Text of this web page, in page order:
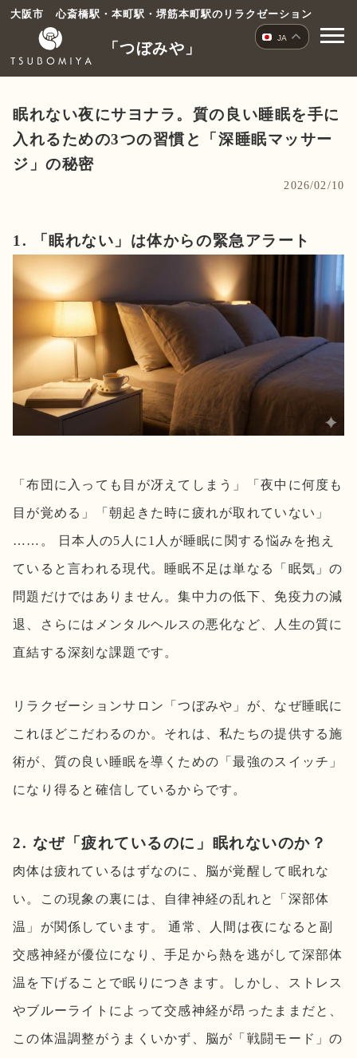
コ
ン
大阪市 心斎橋駅・本町駅・堺筋本町駅のリラクゼーション
「つぼみや」
眠れない夜にサヨナラ。質の良い睡眠を手に
入れるための3つの習慣と「深睡眠マッサー
ジ」の秘密
2026/02/10
1. 「眠れない」は体からの緊急アラート
「布団に入っても目が冴えてしまう」「夜中に何度も
目が覚める」「朝起きた時に疲れが取れていない」
……。 日本人の5人に1人が睡眠に関する悩みを抱え
ていると言われる現代。睡眠不足は単なる「眠気」の
問題だけではありません。集中力の低下、免疫力の減
退、さらにはメンタルヘルスの悪化など、人生の質に
直結する深刻な課題です。
リラクゼーションサロン「つぼみや」が、なぜ睡眠に
これほどこだわるのか。それは、私たちの提供する施
術が、質の良い睡眠を導くための「最強のスイッチ」
になり得ると確信しているからです。
2. なぜ「疲れているのに」眠れないのか？
肉体は疲れているはずなのに、脳が覚醒して眠れな
い。この現象の裏には、自律神経の乱れと「深部体
温」が関係しています。 通常、人間は夜になると副
交感神経が優位になり、手足から熱を逃がして深部体
温を下げることで眠りにつきます。しかし、ストレス
やブルーライトによって交感神経が昂ったままだと、
この体温調整がうまくいかず、脳が「戦闘モード」の
JA